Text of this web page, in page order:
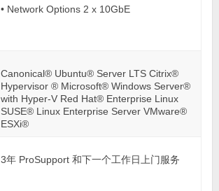
• Network Options 2 x 10GbE
Canonical® Ubuntu® Server LTS Citrix®
Hypervisor ® Microsoft® Windows Server®
with Hyper-V Red Hat® Enterprise Linux
SUSE® Linux Enterprise Server VMware®
ESXi®
3年 ProSupport 和下一个工作日上门服务